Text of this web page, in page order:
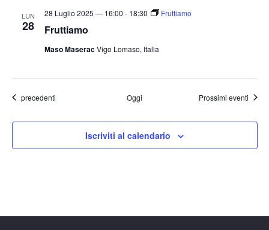
LUN
28 Fruttiamo
28 Luglio 2025 — 16:00 - 18:30 Fruttiamo
Maso MaseracVigo Lomaso, Italia
Eventi
precedenti Oggi Prossimi eventi
Iscriviti al calendario